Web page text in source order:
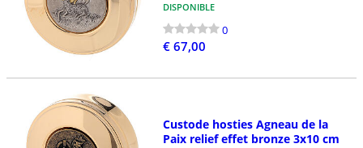
DISPONIBLE
0
€ 67,00
Custode hosties Agneau de la
Paix relief effet bronze 3x10 cm